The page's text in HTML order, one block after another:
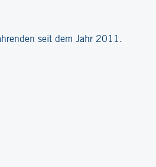
seit dem Jahr 2011.